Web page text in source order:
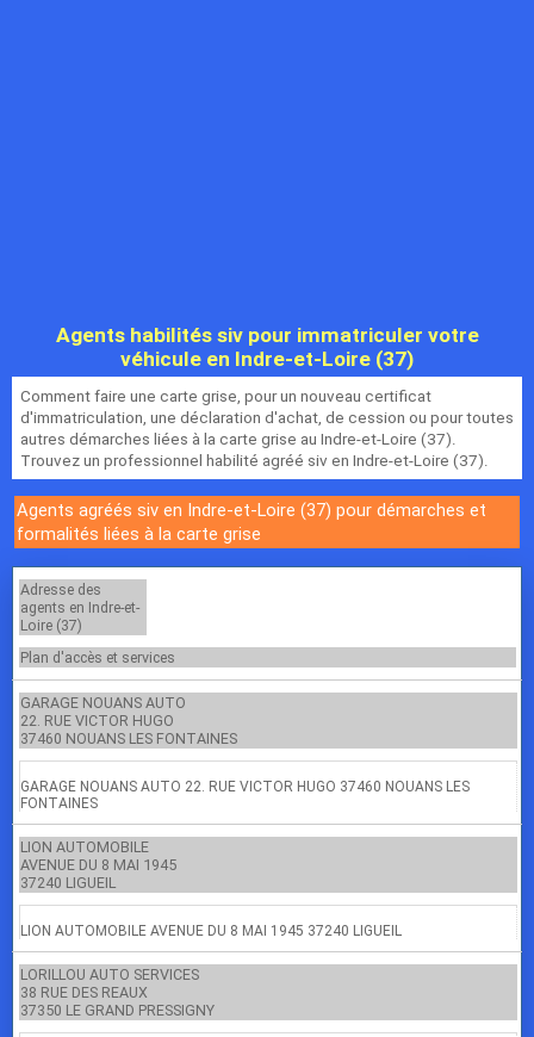
Agents habilités siv pour immatriculer votre
véhicule en Indre-et-Loire (37)
Comment faire une carte grise, pour un nouveau certificat
d'immatriculation, une déclaration d'achat, de cession ou pour toutes
autres démarches liées à la carte grise au Indre-et-Loire (37).
Trouvez un professionnel habilité agréé siv en Indre-et-Loire (37).
Agents agréés siv en Indre-et-Loire (37) pour démarches et
formalités liées à la carte grise
Adresse des
agents en Indre-et-
Loire (37)
Plan d'accès et services
GARAGE NOUANS AUTO
22. RUE VICTOR HUGO
37460 NOUANS LES FONTAINES
GARAGE NOUANS AUTO 22. RUE VICTOR HUGO 37460 NOUANS LES
FONTAINES
LION AUTOMOBILE
AVENUE DU 8 MAI 1945
37240 LIGUEIL
LION AUTOMOBILE AVENUE DU 8 MAI 1945 37240 LIGUEIL
LORILLOU AUTO SERVICES
38 RUE DES REAUX
37350 LE GRAND PRESSIGNY